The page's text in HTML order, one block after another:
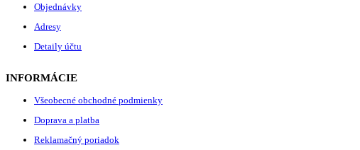
Objednávky
Adresy
Detaily účtu
INFORMÁCIE
Všeobecné obchodné podmienky
Doprava a platba
Reklamačný poriadok